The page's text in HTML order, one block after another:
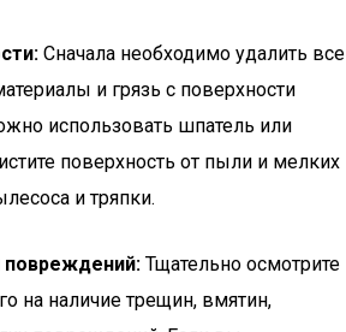
Сначала необходимо удалить все
и грязь с поверхности
использовать шпатель или
поверхность от пыли и мелких
и тряпки.
повреждений: Тщательно осмотрите
на наличие трещин, вмятин,